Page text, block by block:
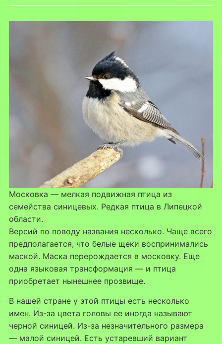
Московка — мелкая подвижная птица из
семейства синицевых. Редкая птица в Липецкой
области.
Версий по поводу названия несколько. Чаще всего
предполагается, что белые щеки воспринимались
маской. Маска перерождается в московку. Еще
одна языковая трансформация — и птица
приобретает нынешнее прозвище.
В нашей стране у этой птицы есть несколько
имен. Из-за цвета головы ее иногда называют
черной синицей. Из-за незначительного размера
— малой синицей. Есть устаревший вариант